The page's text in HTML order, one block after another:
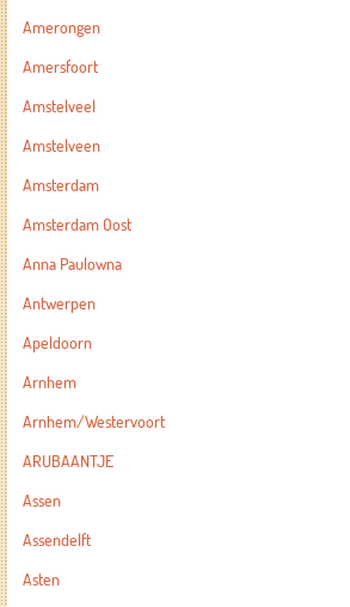
Amerongen
Amersfoort
Amstelveel
Amstelveen
Amsterdam
Amsterdam Oost
Anna Paulowna
Antwerpen
Apeldoorn
Arnhem
Arnhem/Westervoort
ARUBAANTJE
Assen
Assendelft
Asten